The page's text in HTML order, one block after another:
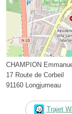
CHAMPION
17 Route de Corbeil
91160 Longjumeau
Trajet